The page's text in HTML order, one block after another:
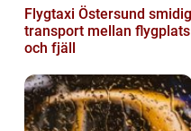
Flygtaxi Östersund smidig
transport mellan flygplats
och fjäll